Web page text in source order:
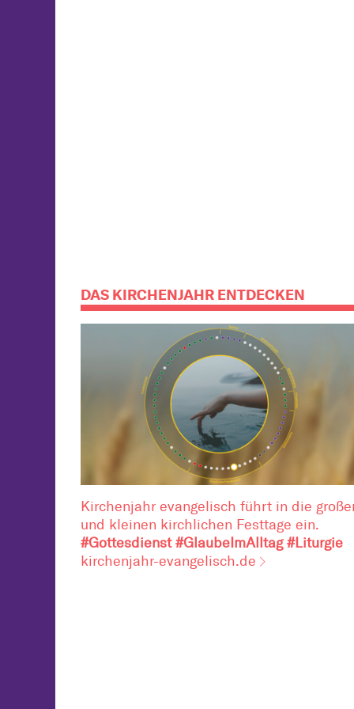
DAS KIRCHENJAHR ENTDECKEN
Kirchenjahr evangelisch führt in die
und kleinen kirchlichen Festtage ein.
#Gottesdienst #GlaubeImAlltag #Liturgie
kirchenjahr-evangelisch.de